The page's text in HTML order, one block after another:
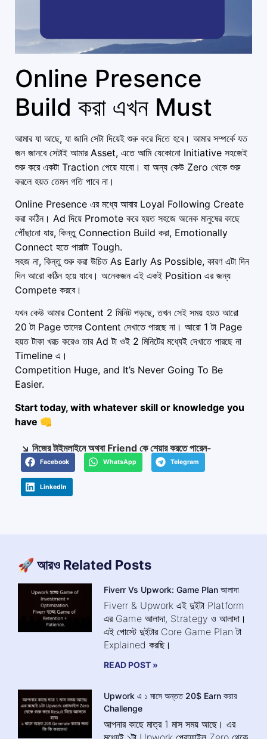
Online Presence
Build করা এখন Must
আমার যা আছে, যা জানি সেটা দিয়েই শুরু করে দিতে হবে। আমার সম্পর্কে যত
জন জানবে সেটাই আমার Asset, এতে আমি যেকোনো Initiative সহজেই
শুরু করে একটা Traction পেয়ে যাবো। যা অন্য কেউ Zero থেকে শুরু
করলে হয়ত তেমন গতি পাবে না।
Online Presence এর মধ্যে আবার Loyal Following Create
করা কঠিন। Ad দিয়ে Promote করে হয়ত সহজে অনেক মানুষের কাছে
পৌঁছানো যায়, কিন্তু Connection Build করা, Emotionally
Connect হতে পারাটা Tough.
সহজ না, কিন্তু শুরু করা উচিত As Early As Possible, কারণ এটা দিন
দিন আরো কঠিন হয়ে যাবে। অনেকজন এই একই Position এর জন্য
Compete করবে।
যখন কেউ আমার Content 2 মিনিট পড়ছে, তখন সেই সময় হয়ত আরো
20 টা Page তাদের Content দেখাতে পারছে না। আরো 1 টা Page
হয়ত টাকা খরচ করেও তার Ad টা ওই 2 মিনিটের মধ্যেই দেখাতে পারছে না
Timeline এ।
Competition Huge, and It’s Never Going To Be
Easier.
Start today, with whatever skill or knowledge you
have 👊
↘️ নিজের টাইমলাইনে অথবা Friend কে শেয়ার করতে পারেন-
Facebook WhatsApp Telegram
LinkedIn
🚀 আরও Related Posts
Fiverr Vs Upwork: Game Plan আলাদা
Fiverr & Upwork এই দুইটা Platform
এর Game আলাদা, Strategy ও আলাদা।
এই পোস্টে দুইটার Core Game Plan টা
Explained করছি।
READ POST »
Upwork এ ১ মাসে অন্তত 20$ Earn করার
Challenge
আপনার কাছে মাত্র 1 মাস সময় আছে। এর